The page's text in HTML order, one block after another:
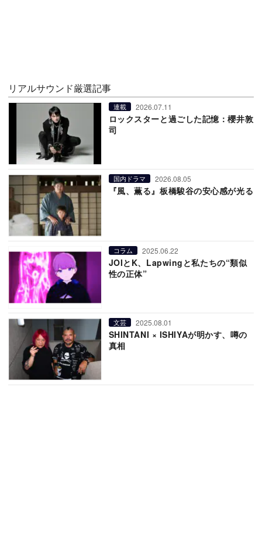
リアルサウンド厳選記事
連載 2026.07.11
ロックスターと過ごした記憶：櫻井敦
司
国内ドラマ 2026.08.05
『風、薫る』板橋駿谷の安心感が光る
コラム 2025.06.22
JOIとK、Lapwingと私たちの“類似
性の正体”
文芸 2025.08.01
SHINTANI × ISHIYAが明かす、噂の
真相